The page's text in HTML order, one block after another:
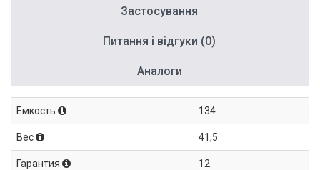
Застосування
Питання і відгуки (0)
Аналоги
Емкость 134
Вес 41,5
Гарантия 12